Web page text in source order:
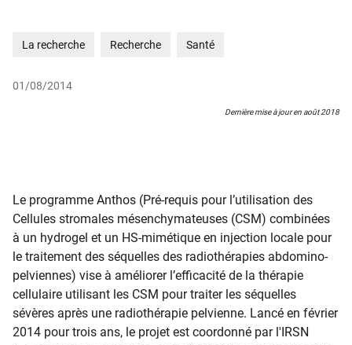
La recherche Recherche Santé
01/08/2014
Dernière mise à jour en août 2018
Le programme Anthos (Pré-requis pour l’utilisation des
Cellules stromales mésenchymateuses (CSM) combinées
à un hydrogel et un HS-mimétique en injection locale pour
le traitement des séquelles des radiothérapies abdomino-
pelviennes) vise à améliorer l’efficacité de la thérapie
cellulaire utilisant les CSM pour traiter les séquelles
sévères après une radiothérapie pelvienne. Lancé en février
2014 pour trois ans, le projet est coordonné par l'IRSN